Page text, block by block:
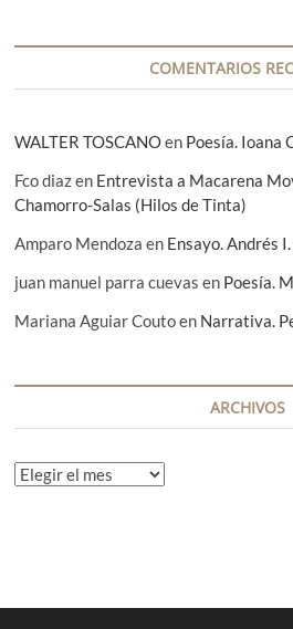
a
s
COMENTARIOS
WALTER TOSCANOen Poesía. Ioana
Fco diazen Entrevista a Macarena
Chamorro-Salas (Hilos de Tinta)
Amparo Mendoza en Ensayo. Andrés
juan manuel parra cuevas en Poesía.
Mariana Aguiar Coutoen Narrativa.
ARCHIVOS
A